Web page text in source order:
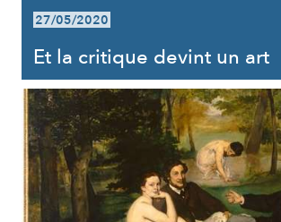
27/05/2020
Et la critique devint un art